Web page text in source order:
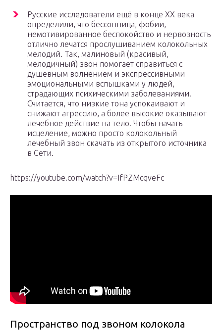
Русские исследователи ещё в конце XX века
определили, что бессонница, фобии,
немотивированное беспокойство и нервозность
отлично лечатся прослушиванием колокольных
мелодий. Так, малиновый (красивый,
мелодичный) звон помогает справиться с
душевным волнением и экспрессивными
эмоциональными вспышками у людей,
страдающих психическими заболеваниями.
Считается, что низкие тона успокаивают и
снижают агрессию, а более высокие оказывают
лечебное действие на тело. Чтобы начать
исцеление, можно просто колокольный
лечебный звон скачать из открытого источника
в Сети.
https://youtube.com/watch?v=IfPZMcqveFc
Пространство под звоном колокола